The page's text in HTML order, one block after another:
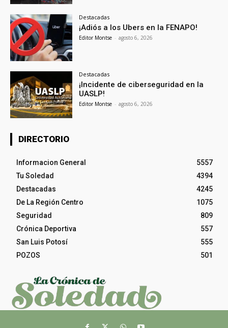
Destacadas
¡Adiós a los Ubers en la FENAPO!
Editor Montse - agosto 6, 2026
Destacadas
¡Incidente de ciberseguridad en la
UASLP!
Editor Montse - agosto 6, 2026
DIRECTORIO
Informacion General
5557
Tu Soledad
4394
Destacadas
4245
De La Región Centro
1075
Seguridad
809
Crónica Deportiva
557
San Luis Potosí
555
POZOS
501